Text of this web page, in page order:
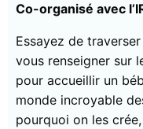
Co-organisé avec
Essayez de
vous renseigner sur
pour accueillir un
monde incroyable
pourquoi on les